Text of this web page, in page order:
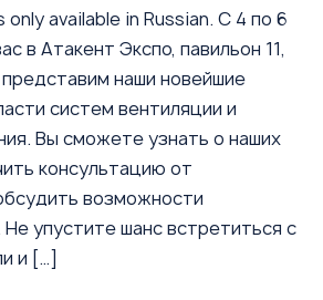
available in Russian. С 4 по 6
в Атакент Экспо, павильон 11,
наши новейшие
систем вентиляции и
Вы сможете узнать о наших
консультацию от
возможности
упустите шанс встретиться с
и […]